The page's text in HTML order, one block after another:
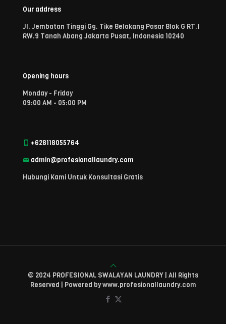
Our address
Jl. Jembatan Tinggi Gg. Tike Belakang Pasar Blok G RT.1
RW.9 Tanah Abang Jakarta Pusat, Indonesia 10240
Opening hours
Monday - Friday
09:00 AM - 05:00 PM
+628118055764
admin@profesionallaundry.com
Hubungi Kami Untuk Konsultasi Gratis
© 2024 PROFESIONAL SWALAYAN LAUNDRY | All Rights
Reserved | Powered by www.profesionallaundry.com